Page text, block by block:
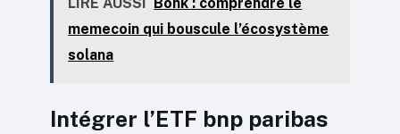
LIRE AUSSI
Bonk : comprendre le
memecoin qui bouscule l’écosystème
solana
Intégrer l’ETF bnp paribas